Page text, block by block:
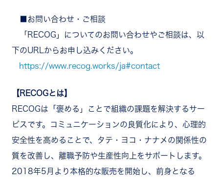
■お問い合わせ・ご相談
「RECOG」についてのお問い合わせやご相談は、以
下のURLからお申し込みください。
https://www.recog.works/ja#contact
【RECOGとは】
RECOGは「褒める」ことで組織の課題を解決するサー
ビスです。コミュニケーションの良質化により、心理的
安全性を高めることで、タテ・ヨコ・ナナメの関係性の
質を改善し、離職予防や生産性向上をサポートします。
2018年5月より本格的な販売を開始し、前身となる